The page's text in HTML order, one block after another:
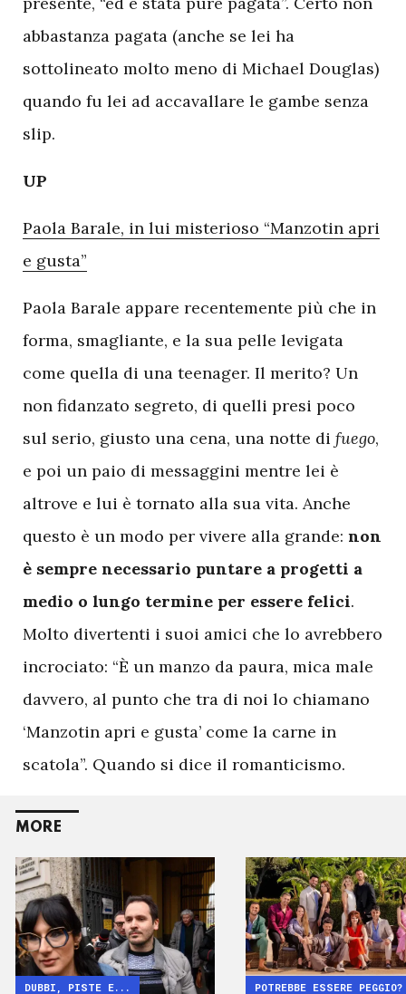
abbastanza pagata (anche se lei ha
sottolineato molto meno di Michael Douglas)
quando fu lei ad accavallare le gambe senza
slip.
UP
Paola Barale, in lui misterioso “Manzotin apri
e gusta”
Paola Barale appare recentemente più che in
forma, smagliante, e la sua pelle levigata
come quella di una teenager. Il merito? Un
non fidanzato segreto, di quelli presi poco
sul serio, giusto una cena, una notte di fuego,
e poi un paio di messaggini mentre lei è
altrove e lui è tornato alla sua vita. Anche
questo è un modo per vivere alla grande: non
è sempre necessario puntare a progetti a
medio o lungo termine per essere felici.
Molto divertenti i suoi amici che lo avrebbero
incrociato: “È un manzo da paura, mica male
davvero, al punto che tra di noi lo chiamano
‘Manzotin apri e gusta’ come la carne in
scatola”. Quando si dice il romanticismo.
MORE
DUBBI, PISTE E... POTREBBE ESSERE PEGGIO?